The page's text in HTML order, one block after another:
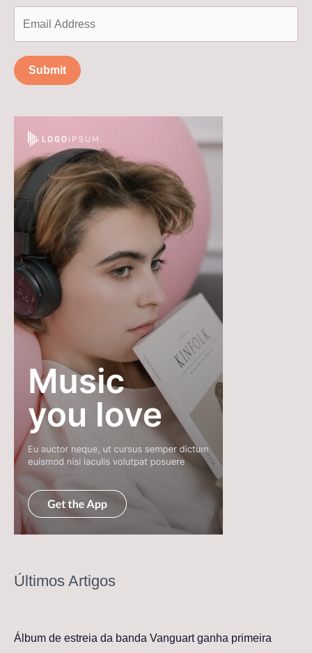
Submit
Últimos Artigos
Álbum de estreia da banda Vanguart ganha primeira